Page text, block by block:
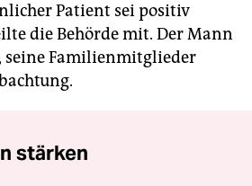
Patient sei positiv
die Behörde mit. Der Mann
seine Familienmitglieder
stärken